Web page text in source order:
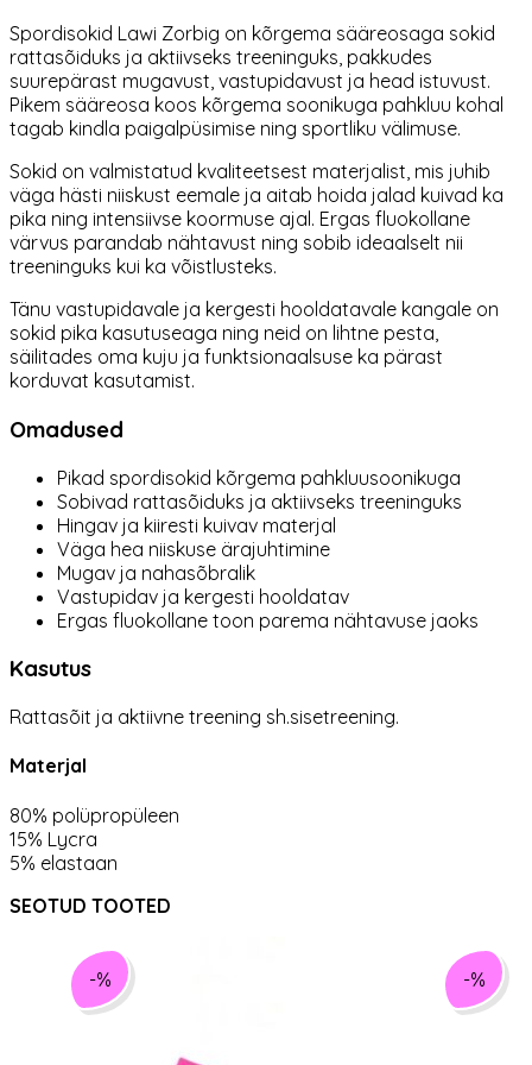
Spordisokid Lawi Zorbig on kõrgema sääreosaga sokid
rattasõiduks ja aktiivseks treeninguks, pakkudes
suurepärast mugavust, vastupidavust ja head istuvust.
Pikem sääreosa koos kõrgema soonikuga pahkluu kohal
tagab kindla paigalpüsimise ning sportliku välimuse.
Sokid on valmistatud kvaliteetsest materjalist, mis juhib
väga hästi niiskust eemale ja aitab hoida jalad kuivad ka
pika ning intensiivse koormuse ajal. Ergas fluokollane
värvus parandab nähtavust ning sobib ideaalselt nii
treeninguks kui ka võistlusteks.
Tänu vastupidavale ja kergesti hooldatavale kangale on
sokid pika kasutuseaga ning neid on lihtne pesta,
säilitades oma kuju ja funktsionaalsuse ka pärast
korduvat kasutamist.
Omadused
Pikad spordisokid kõrgema pahkluusoonikuga
Sobivad rattasõiduks ja aktiivseks treeninguks
Hingav ja kiiresti kuivav materjal
Väga hea niiskuse ärajuhtimine
Mugav ja nahasõbralik
Vastupidav ja kergesti hooldatav
Ergas fluokollane toon parema nähtavuse jaoks
Kasutus
Rattasõit ja aktiivne treening sh.sisetreening.
Materjal
80% polüpropüleen
15% Lycra
5% elastaan
SEOTUD TOOTED
-% -%